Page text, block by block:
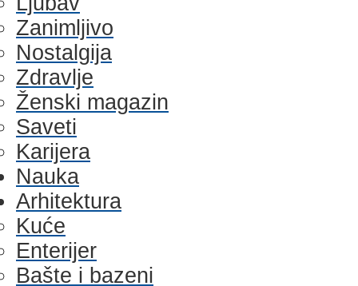
Zanimljivo
Nostalgija
Zdravlje
Ženski magazin
Saveti
Karijera
Nauka
Arhitektura
Kuće
Enterijer
Bašte i bazeni